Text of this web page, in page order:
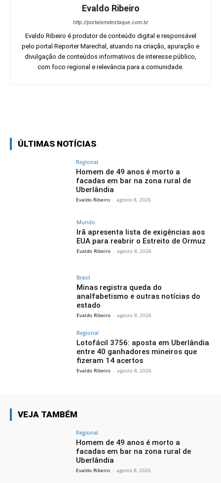
Evaldo Ribeiro
http://portalemdestaque.com.br
Evaldo Ribeiro é produtor de conteúdo digital e responsável
pelo portal Reporter Marechal, atuando na criação, apuração e
divulgação de conteúdos informativos de interesse público,
com foco regional e relevância para a comunidade.
ÚLTIMAS NOTÍCIAS
Regional
Homem de 49 anos é morto a
facadas em bar na zona rural de
Uberlândia
Evaldo Ribeiro - agosto 8, 2026
Mundo
Irã apresenta lista de exigências aos
EUA para reabrir o Estreito de Ormuz
Evaldo Ribeiro - agosto 8, 2026
Brasil
Minas registra queda do
analfabetismo e outras notícias do
estado
Evaldo Ribeiro - agosto 8, 2026
Regional
Lotofácil 3756: aposta em Uberlândia
entre 40 ganhadores mineiros que
fizeram 14 acertos
Evaldo Ribeiro - agosto 8, 2026
VEJA TAMBÉM
Regional
Homem de 49 anos é morto a
facadas em bar na zona rural de
Uberlândia
Evaldo Ribeiro - agosto 8, 2026